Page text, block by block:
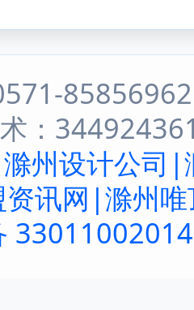
：
滁州设计公司|
讯网|滁州